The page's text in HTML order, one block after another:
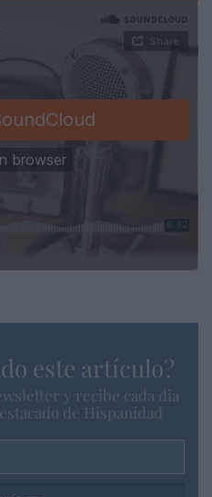
este artículo?
y recibe cada dia
de Hispanidad